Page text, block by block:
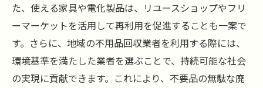
た、使える家具や電化製品は、リユースショップやフリ
ーマーケットを活用して再利用を促進することも一案で
す。さらに、地域の不用品回収業者を利用する際には、
環境基準を満たした業者を選ぶことで、持続可能な社会
の実現に貢献できます。これにより、不要品の無駄な廃